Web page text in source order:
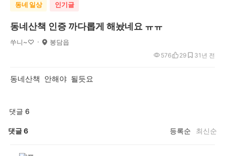
동네 일상 인기글
동네산책 인증 까다롭게 해놨네요 ㅠㅠ
쑤니~♡ 봉담읍
1년 전
576 29 3
동네산책 안해야 될듯요
댓글 6
댓글6 등록순 최신순